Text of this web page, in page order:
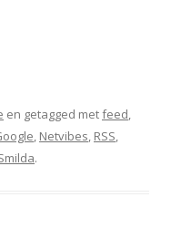
en getagged metfeed,
, Netvibes, RSS,
.